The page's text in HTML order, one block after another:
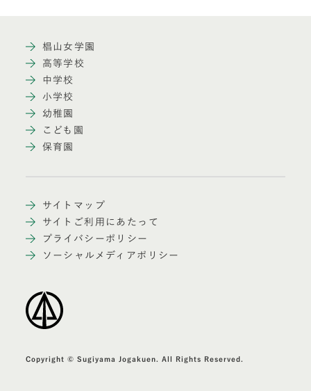
椙山女学園
高等学校
中学校
小学校
幼稚園
こども園
保育園
サイトマップ
サイトご利用にあたって
プライバシーポリシー
ソーシャルメディアポリシー
Copyright © Sugiyama Jogakuen. All Rights Reserved.